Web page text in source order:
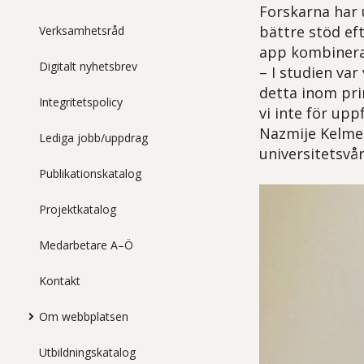
Verksamhetsråd
Digitalt nyhetsbrev
Integritetspolicy
Lediga jobb/uppdrag
Publikationskatalog
Projektkatalog
Medarbetare A–Ö
Kontakt
Om webbplatsen
Utbildningskatalog
Forskarna
bättre stöd
app
– I studien
detta inom
vi inte för
Nazmije